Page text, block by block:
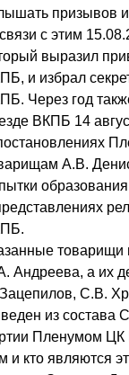
призывов
с этим
выразил
и избрал
Через год
ВКПБ 14
А.В.
товарищи
Андреева, а их
С.В.
из состава
Пленумом ЦК
и кто являются